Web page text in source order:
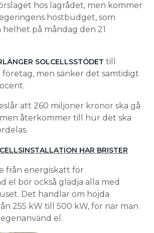
hos lagrådet, men kommer
höstbudget, som
helhet på måndag den 21
SOLCELLSSTÖDET till
men sänker det samtidigt
att 260 miljoner kronor ska gå
återkommer till hur det ska
HAR BRISTER
från energiskatt för
el bör också glädja alla med
Det handlar om höjda
255 kW till 500 kW, för när man
el.